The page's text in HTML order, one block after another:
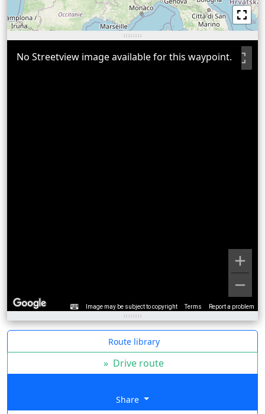
Image may be subject to copyright Terms Report a problem
No Streetview image available for this waypoint.
Route library
» Drive route
Share